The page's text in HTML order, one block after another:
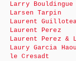
Larry Bouldingue
Larsen Tarpin
Laurent
Laurent Perez
Laurent Perez &
Laury Garcia
le Cresadt